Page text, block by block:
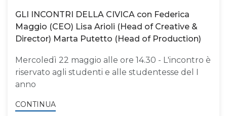
GLI INCONTRI DELLA CIVICA con Federica
Maggio (CEO) Lisa Arioli (Head of Creative &
Director) Marta Putetto (Head of Production)
Mercoledì 22 maggio alle ore 14.30 - L'incontro è
riservato agli studenti e alle studentesse del I
anno
CONTINUA